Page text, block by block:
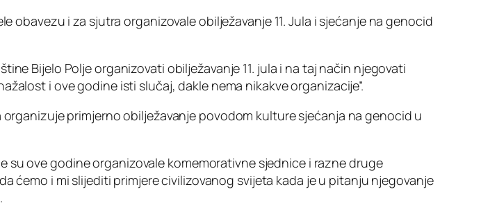
i za sjutra organizovale obilježavanje 11. Jula i sjećanje na genocid
Bijelo Polje organizovati obilježavanje 11. jula i na taj način njegovati
i ove godine isti slučaj, dakle nema nikakve organizacije”.
primjerno obilježavanje povodom kulture sjećanja na genocid u
su ove godine organizovale komemorativne sjednice i razne druge
ćemo i mi slijediti primjere civilizovanog svijeta kada je u pitanju njegovanje